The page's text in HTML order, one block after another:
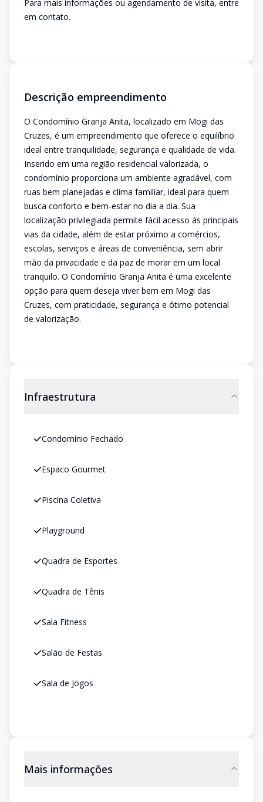
Para mais informações ou agendamento de visita, entre
em contato.
Descrição empreendimento
O Condomínio Granja Anita, localizado em Mogi das
Cruzes, é um empreendimento que oferece o equilíbrio
ideal entre tranquilidade, segurança e qualidade de vida.
Inserido em uma região residencial valorizada, o
condomínio proporciona um ambiente agradável, com
ruas bem planejadas e clima familiar, ideal para quem
busca conforto e bem-estar no dia a dia. Sua
localização privilegiada permite fácil acesso às principais
vias da cidade, além de estar próximo a comércios,
escolas, serviços e áreas de conveniência, sem abrir
mão da privacidade e da paz de morar em um local
tranquilo. O Condomínio Granja Anita é uma excelente
opção para quem deseja viver bem em Mogi das
Cruzes, com praticidade, segurança e ótimo potencial
de valorização.
Infraestrutura
Condomínio Fechado
Espaco Gourmet
Piscina Coletiva
Playground
Quadra de Esportes
Quadra de Tênis
Sala Fitness
Salão de Festas
Sala de Jogos
Mais informações